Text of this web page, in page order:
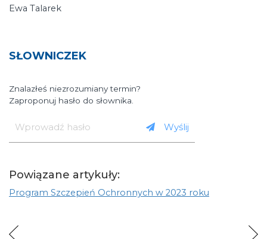
Ewa Talarek
SŁOWNICZEK
Znalazłeś niezrozumiany termin?
Zaproponuj hasło do słownika.
hasło
Wyślij
Powiązane artykuły:
Program Szczepień Ochronnych w 2023 roku